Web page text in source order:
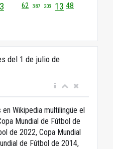
3 62 387 203 13 48
del 1 de julio de
Wikipedia multilingüe el
Mundial de Fútbol de
de 2022, Copa Mundial
de Fútbol de 2014,